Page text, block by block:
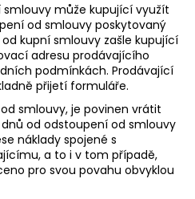
smlouvy může kupující využít
od smlouvy poskytovaný
kupní smlouvy zašle kupující
adresu prodávajícího
podmínkách. Prodávající
přijetí formuláře.
smlouvy, je povinen vrátit
od odstoupení od smlouvy
náklady spojené s
a to i v tom případě,
pro svou povahu obvyklou